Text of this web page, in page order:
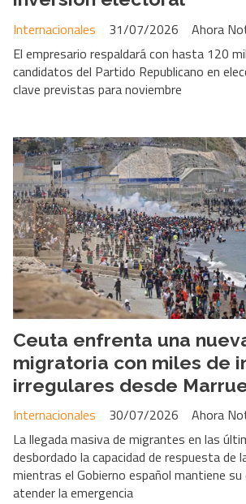
Ahora
Internacionales
31/07/2026
El empresario respaldará con hasta 120
candidatos del Partido Republicano en
clave previstas para noviembre
Ceuta enfrenta una
migratoria con miles de
irregulares desde
Ahora
Internacionales
30/07/2026
La llegada masiva de migrantes en las
desbordado la capacidad de respuesta de
mientras el Gobierno español mantiene
atender la emergencia